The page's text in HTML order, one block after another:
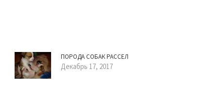
ПОРОДА СОБАК РАССЕЛ
Декабрь 17, 2017